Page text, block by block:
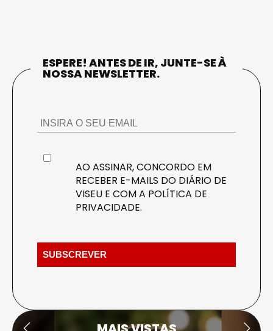
ESPERE! ANTES DE IR, JUNTE-SE À
NOSSA NEWSLETTER.
AO ASSINAR, CONCORDO EM
RECEBER E-MAILS DO DIÁRIO DE
VISEU E COM A POLÍTICA DE
PRIVACIDADE.